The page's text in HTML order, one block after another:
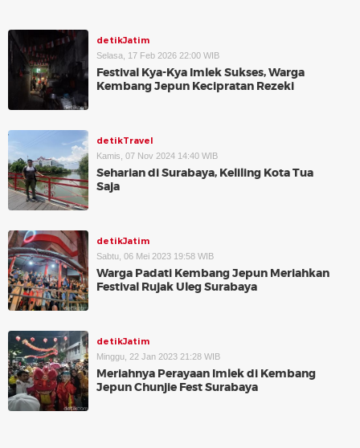
detikJatim
Selasa, 17 Feb 2026 22:00 WIB
Festival Kya-Kya Imlek Sukses, Warga
Kembang Jepun Kecipratan Rezeki
detikTravel
Kamis, 07 Nov 2024 14:40 WIB
Seharian di Surabaya, Keliling Kota Tua
Saja
detikJatim
Sabtu, 06 Mei 2023 19:58 WIB
Warga Padati Kembang Jepun Meriahkan
Festival Rujak Uleg Surabaya
detikJatim
Minggu, 22 Jan 2023 21:28 WIB
Meriahnya Perayaan Imlek di Kembang
Jepun Chunjie Fest Surabaya